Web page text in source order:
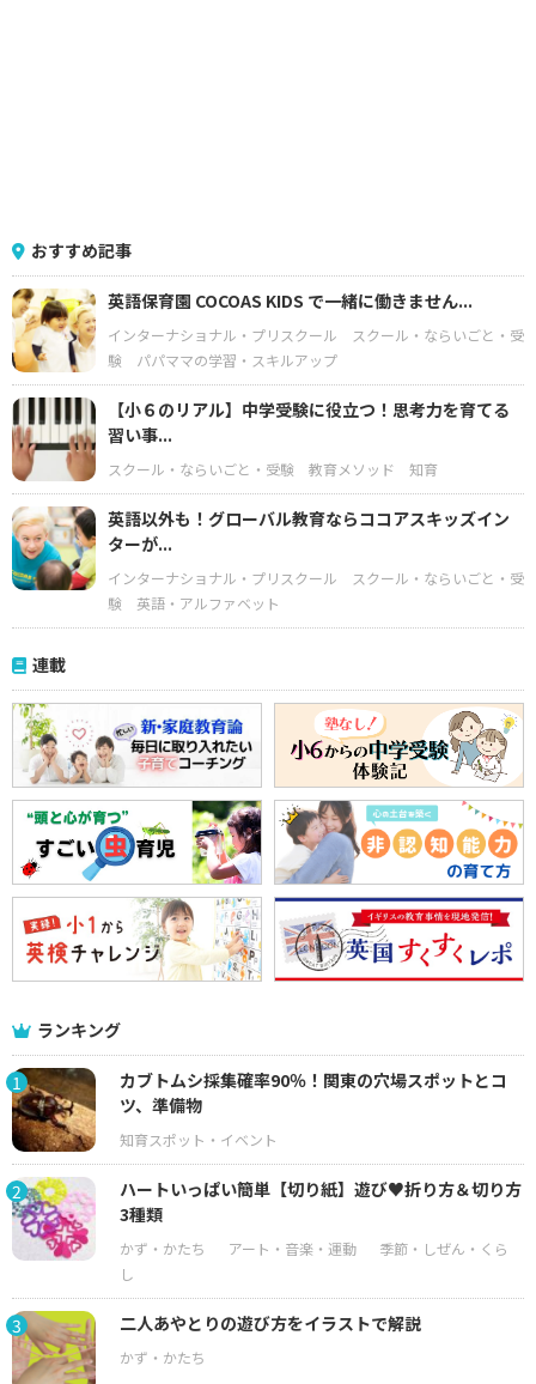
おすすめ記事
英語保育園 COCOAS KIDS で一緒に働きません...
インターナショナル・プリスクール
スクール・ならいごと・受
験
パパママの学習・スキルアップ
【小６のリアル】中学受験に役立つ！思考力を育てる
習い事...
スクール・ならいごと・受験 教育メソッド 知育
英語以外も！グローバル教育ならココアスキッズイン
ターが...
インターナショナル・プリスクール
スクール・ならいごと・受
験
英語・アルファベット
連載
ランキング
1
カブトムシ採集確率90％！関東の穴場スポットとコ
ツ、準備物
2
ハートいっぱい簡単【切り紙】遊び♥折り方＆切り方
3種類
3 二人あやとりの遊び方をイラストで解説